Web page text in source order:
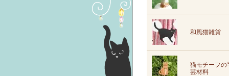
和風猫雑貨
猫モチーフの
芸材料